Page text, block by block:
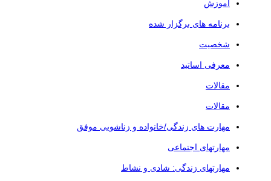
آموزش
برنامه های برگزار شده
شخصیت
معرفی اساتید
مقالات
مقالات
مهارت های زندگی/خانواده و زناشویی موفق
مهارتهای اجتماعی
مهارتهای زندگی: شادی و نشاط